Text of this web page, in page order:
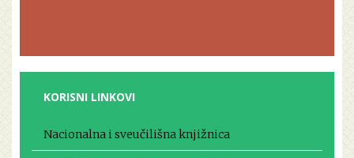
KORISNI LINKOVI
Nacionalna i sveučilišna knjižnica